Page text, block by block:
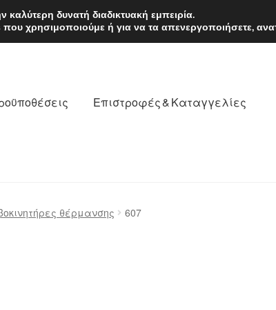
Δευτέρα-Παρ.
Επιστροφές & Καταγγελίες
θέρμανσης 607
δυνατή διαδικτυακή εμπειρία.
χρησιμοποιούμε ή για να τα απενεργοποιήσετε,